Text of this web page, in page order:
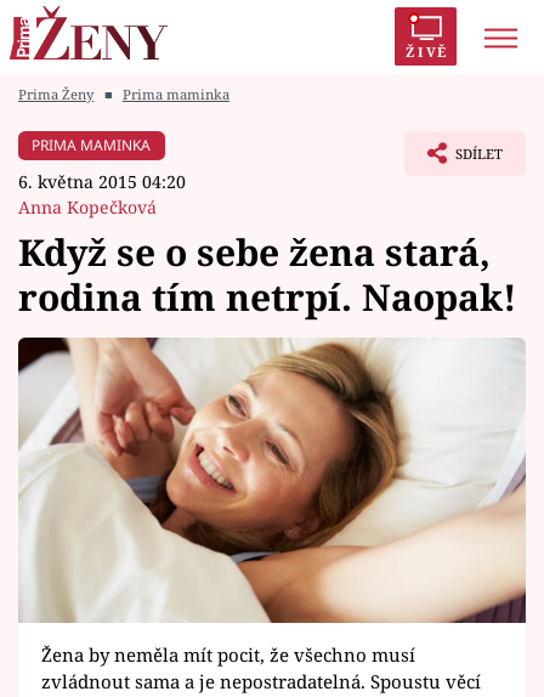
ŽIVĚ
Módní alarm
Zrádci
Témata
Celebrity
Vztahy
Seriály
Horoskopy
Sledujte prima+
Filmový festival Karlovy Vary
Prima Ženy ■ Prima maminka
PRIMA MAMINKA
6. května 2015 04:20
Anna Kopečková
SDÍLET
Když se o sebe žena stará,
rodina tím netrpí. Naopak!
Žena by neměla mít pocit, že všechno musí
zvládnout sama a je nepostradatelná. Spoustu věcí